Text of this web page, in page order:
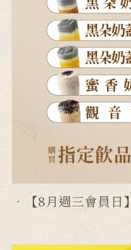
【8月週三會員日】